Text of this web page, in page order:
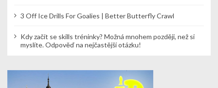
3 Off Ice Drills For Goalies | Better Butterfly Crawl
Kdy začít se skills tréninky? Možná mnohem později, než si
myslíte. Odpověď na nejčastější otázku!